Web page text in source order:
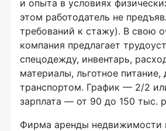
и опыта в условиях
этом работодатель не
требований к стажу). В свою
компания предлагает
спецодежду, инвентарь,
материалы, льготное питание,
транспортом. График — 2/2
зарплата — от 90 до 150 тыс.
Фирма аренды недвижимости